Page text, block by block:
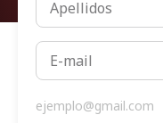
ejemplo@gmail.com